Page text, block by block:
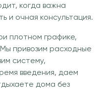
когда важна
и очная консультация.
плотном графике,
привозим расходные
систему,
введения, даем
дома без